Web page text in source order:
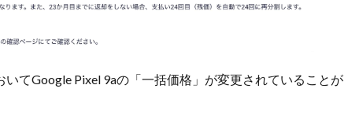
てGoogle Pixel 9aの「一括価格」が変更されていることが